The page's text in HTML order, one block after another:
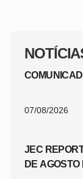
07/08/2026
JEC
DE AGOSTO